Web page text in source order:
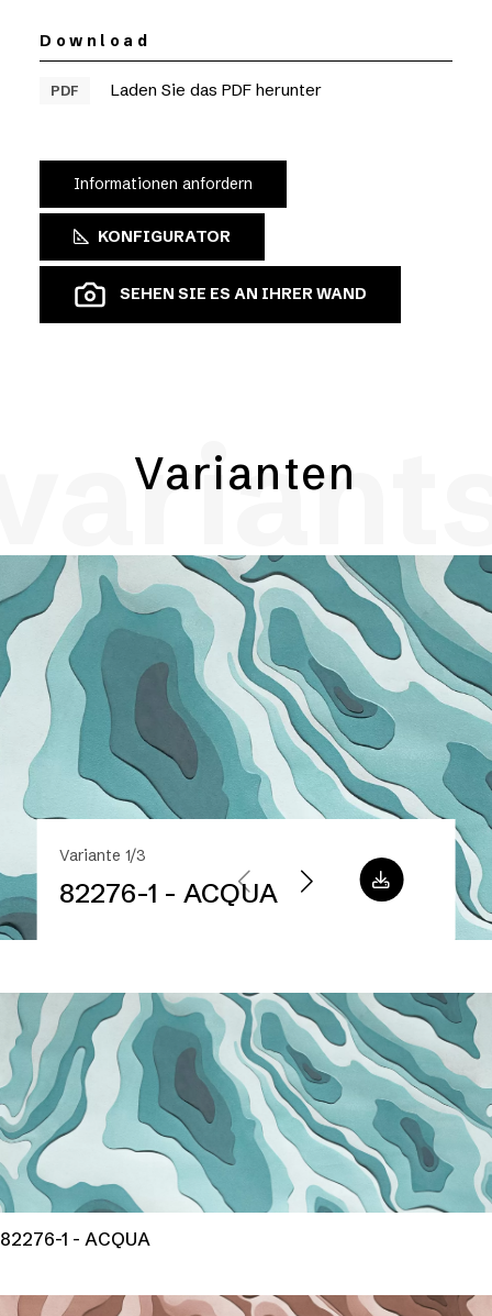
Download
PDF Laden Sie das PDF herunter
Informationen anfordern
KONFIGURATOR
SEHEN SIE ES AN IHRER WAND
Varianten
Variante 1/3
82276-1 - ACQUA
82276-1 - ACQUA